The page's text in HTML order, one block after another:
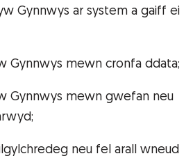
Gynnwys ar system a gaiff ei
Gynnwys mewn cronfa ddata;
Gynnwys mewn gwefan neu
neu fel arall wneud